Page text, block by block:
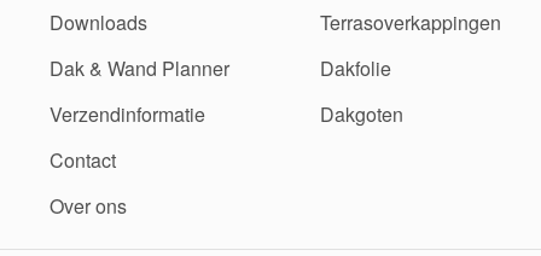
Downloads
Dak & Wand Planner
Verzendinformatie
Contact
Over ons
Terrasoverkappingen
Dakfolie
Dakgoten